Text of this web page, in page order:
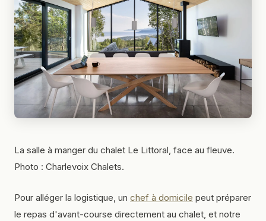
La salle à manger du chalet Le Littoral, face au fleuve.
Photo : Charlevoix Chalets.
Pour alléger la logistique, un chef à domicile peut préparer
le repas d'avant-course directement au chalet, et notre